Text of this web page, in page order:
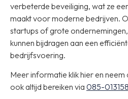
verbeterde beveiliging, wat ze
maakt voor moderne bedrijven.
startups of grote
kunnen bijdragen aan een
bedrijfsvoering.
Meer informatie klik hier en
ook altijd bereiken via 085-